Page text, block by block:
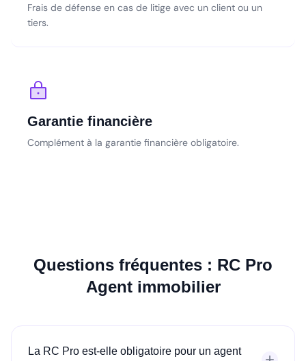
Frais de défense en cas de litige avec un client ou un
tiers.
Garantie financière
Complément à la garantie financière obligatoire.
Questions fréquentes : RC Pro
Agent immobilier
La RC Pro est-elle obligatoire pour un agent